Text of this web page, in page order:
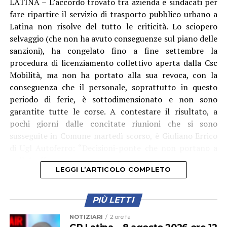
Anche Ambrosino come altri suoi colleghi si è dovuto
rivolgere al Prefetto di Latina, e ha avuto “interlocuzioni
serrate” con l’Amministratore Delegato e il Presidente di
Acqualatina, oltre che con i vari funzionari e tecnici
coinvolti. “Dopo aver compreso la gravità della
situazione, tutti si sono attivati per intervenire sulle
disfunzioni – racconta il primo cittadino dlel’isola – Le
pompe di rilancio sono state riparate e, da oggi, sulla
linea abbiamo anche la quarta nave cisterna, la “Cesare”.
Questo dovrebbe garantire un maggiore apporto
d’acqua e, soprattutto, una pressione più costante,
consentendo di raggiungere anche le zone più alte
massima attenzione, affinché il servizio torni
pienamente alla normalità e affinché una criticità di
fare ripartire il servizio di trasporto pubblico urbano a
Latina non risolve del tutto le criticità. Lo sciopero
selvaggio (che non ha avuto conseguenze sul piano delle
sanzioni), ha congelato fino a fine settembre la
procedura di licenziamento collettivo aperta dalla Csc
Mobilità, ma non ha portato alla sua revoca, con la
conseguenza che il personale, soprattutto in questo
periodo di ferie, è sottodimensionato e non sono
garantite tutte le corse. A contestare il risultato, a
pochi giorni dalle concitate riunioni che si sono
susseguite in Comune martedì scorso, è Giuliano Errico
nulla”, afferma.
LEGGI L’ARTICOLO COMPLETO
PIÙ LETTI
NOTIZIARI 2 ore fa